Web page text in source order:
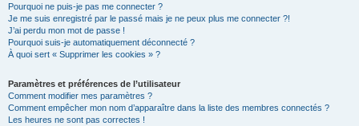
Pourquoi ne puis-je pas me connecter ?
Je me suis enregistré par le passé mais je ne peux plus me connecter ?!
J’ai perdu mon mot de passe !
Pourquoi suis-je automatiquement déconnecté ?
À quoi sert « Supprimer les cookies » ?
Paramètres et préférences de l’utilisateur
Comment modifier mes paramètres ?
Comment empêcher mon nom d’apparaître dans la liste des membres connectés ?
Les heures ne sont pas correctes !